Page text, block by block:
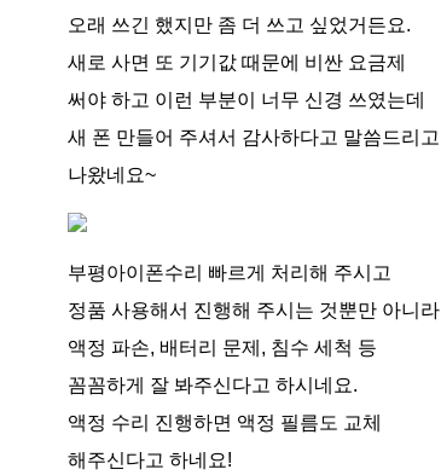
오래 쓰긴 했지만 좀 더 쓰고 싶었거든요.
새로 사면 또 기기값 때문에 비싼 요금제
써야 하고 이런 부분이 너무 신경 쓰였는데
새 폰 만들어 주셔서 감사하다고 말씀드리고
나왔네요~
부평아이폰수리 빠르게 처리해 주시고
정품 사용해서 진행해 주시는 것뿐만 아니라
액정 파손, 배터리 문제, 침수 세척 등
꼼꼼하게 잘 봐주신다고 하시네요.
액정 수리 진행하면 액정 필름도 교체
해주신다고 하네요!